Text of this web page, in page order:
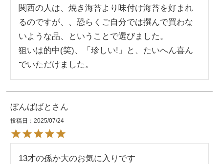
関西の人は、焼き海苔より味付け海苔を好まれ
るのですが、、恐らくご自分では撰んで買わな
いような品、ということで選びました。
狙いは的中(笑)、「珍しい!」と、たいへん喜ん
でいただけました。
ぼんばばと
投稿日 2025/07/24
13才の孫か大のお気に入りです